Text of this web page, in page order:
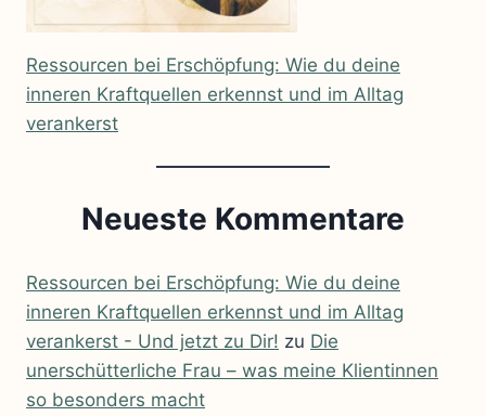
Ressourcen bei Erschöpfung: Wie du deine
inneren Kraftquellen erkennst und im Alltag
verankerst
Neueste Kommentare
Ressourcen bei Erschöpfung: Wie du deine
inneren Kraftquellen erkennst und im Alltag
verankerst - Und jetzt zu Dir! zu Die
unerschütterliche Frau – was meine Klientinnen
so besonders macht